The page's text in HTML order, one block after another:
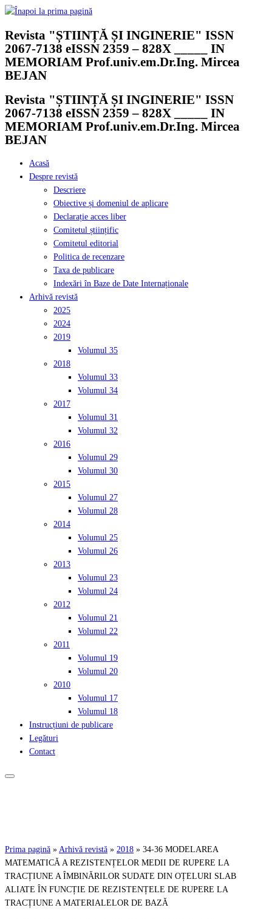
Skip
content
Revista "ȘTIINȚĂ ȘI INGINERIE" ISSN
2067-7138 eISSN 2359 – 828X _____ IN
MEMORIAM Prof.univ.em.Dr.Ing. Mircea
BEJAN
Revista "ȘTIINȚĂ ȘI INGINERIE" ISSN
2067-7138 eISSN 2359 – 828X _____ IN
MEMORIAM Prof.univ.em.Dr.Ing. Mircea
BEJAN
Acasă
Despre revistă
Descriere
Obiective și domeniul de aplicare
Declarație acces liber
Comitetul științific
Comitetul editorial
Politica de recenzare
Taxa de publicare
Indexări în Baze de Date Internaționale
Arhivă revistă
2025
2024
2019
Volumul 35
2018
Volumul 33
Volumul 34
2017
Volumul 31
Volumul 32
2016
Volumul 29
Volumul 30
2015
Volumul 27
Volumul 28
2014
Volumul 25
Volumul 26
2013
Volumul 23
Volumul 24
2012
Volumul 21
Volumul 22
2011
Volumul 19
Volumul 20
2010
Volumul 17
Volumul 18
Instrucțiuni de publicare
Legături
Contact
Prima pagină » Arhivă revistă » 2018 » 34-36 MODELAREA
MATEMATICĂ A REZISTENȚELOR MEDII DE RUPERE LA
TRACȚIUNE A ÎMBINĂRILOR SUDATE DIN OȚELURI SLAB
ALIATE ÎN FUNCȚIE DE REZISTENȚELE DE RUPERE LA
TRACȚIUNE A MATERIALELOR DE BAZĂ